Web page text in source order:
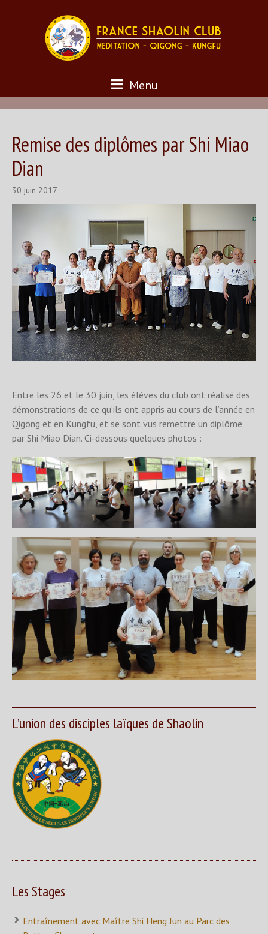
Menu
Remise des diplômes par Shi Miao
Dian
30 juin 2017
Entre les 26 et le 30 juin, les élèves du club ont réalisé des
démonstrations de ce qu’ils ont appris au cours de l’année en
Qigong et en Kungfu, et se sont vus remettre un diplôme
par Shi Miao Dian. Ci-dessous quelques photos :
L’union des disciples laïques de Shaolin
Les Stages
Entraînement avec Maître Shi Heng Jun au Parc des